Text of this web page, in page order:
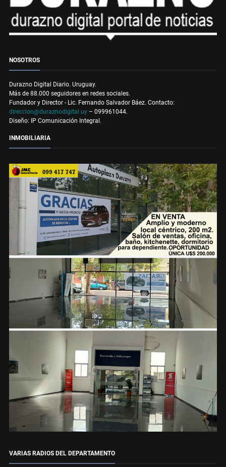
NOSOTROS
Durazno Digital Diario. Uruguay.
Más de 88.000 seguidores en redes sociales.
Fundador y Director - Lic. Fernando Salvador Báez. Contacto:
direccion@duraznodigital.uy – 099961044.
Diseño: IP Comunicación Integral.
INMOBILIARIA
VARIAS RADIOS DEL DEPARTAMENTO